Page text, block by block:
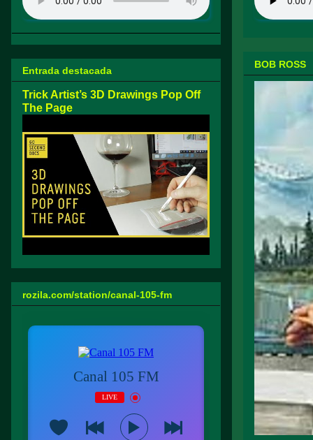
BOB ROSS
Entrada destacada
Trick Artist’s 3D Drawings Pop Off
The Page
rozila.com/station/canal-105-fm